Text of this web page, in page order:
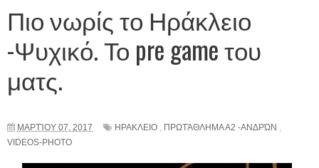
Πιο νωρίς το Ηράκλειο
-Ψυχικό. Το pre game του
ματς.
ΜΑΡΤΊΟΥ 07, 2017 ΗΡΑΚΛΕΙΟ , ΠΡΩΤΆΘΛΗΜΑ Α2 -ΑΝΔΡΏΝ ,
VIDEOS-PHOTO